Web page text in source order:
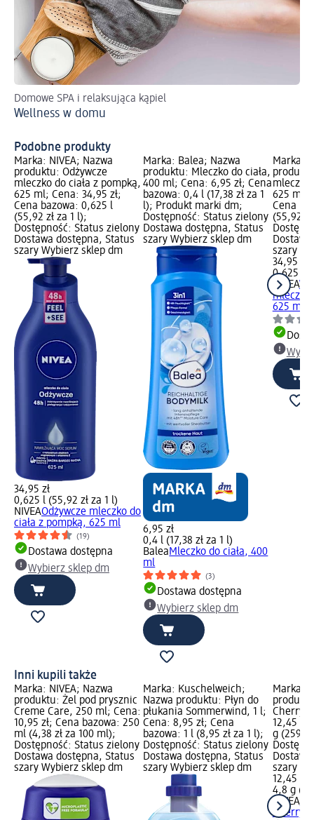
Domowe SPA i relaksująca kąpiel
Wellness w domu
Podobne produkty
Marka: NIVEA; Nazwa
produktu: Odżywcze
mleczko do ciała z pompką,
625 ml; Cena: 34,95 zł;
Cena bazowa: 0,625 l
(55,92 zł za 1 l);
Dostępność: Status zielony
Dostawa dostępna, Status
szary Wybierz sklep dm
34,95 zł
0,625 l (55,92 zł za 1 l)
NIVEAOdżywcze mleczko do
ciała z pompką, 625 ml
(19)
Dostawa dostępna
Wybierz sklep dm
Marka: Balea; Nazwa
produktu: Mleczko do ciała,
400 ml; Cena: 6,95 zł; Cena
bazowa: 0,4 l (17,38 zł za 1
l); Produkt marki dm;
Dostępność: Status zielony
Dostawa dostępna, Status
szary Wybierz sklep dm
6,95 zł
0,4 l (17,38 zł za 1 l)
BaleaMleczko do ciała, 400
ml
(3)
Dostawa dostępna
Wybierz sklep dm
Marka:
mleczko
625 ml;
Cena
(55,92
szary
34,95 zł
0,625 l
NIVEA
mleczko
625 ml
Inni kupili także
Marka: NIVEA; Nazwa
produktu: Żel pod prysznic
Creme Care, 250 ml; Cena:
10,95 zł; Cena bazowa: 250
ml (4,38 zł za 100 ml);
Dostępność: Status zielony
Dostawa dostępna, Status
szary Wybierz sklep dm
Marka: Kuschelweich;
Nazwa produktu: Płyn do
płukania Sommerwind, 1 l;
Cena: 8,95 zł; Cena
bazowa: 1 l (8,95 zł za 1 l);
Dostępność: Status zielony
Dostawa dostępna, Status
szary Wybierz sklep dm
Marka:
Cherry
12,45
g
szary
12,45 zł
4,8 g
NIVEA
Cherry